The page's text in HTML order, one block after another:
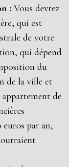
: Vous devrez
qui est
de votre
qui dépend
du
de la ville et
de
euros par an,